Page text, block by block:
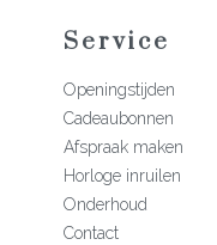
Service
Openingstijden
Cadeaubonnen
Afspraak maken
Horloge inruilen
Onderhoud
Contact